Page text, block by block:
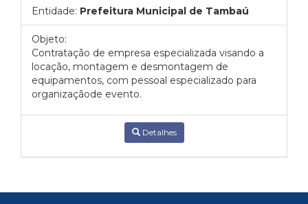
Entidade: Prefeitura Municipal de Tambaú
Objeto:
Contratação de empresa especializada visando a
locação, montagem e desmontagem de
equipamentos, com pessoal especializado para
organizaçãode evento.
Detalhes